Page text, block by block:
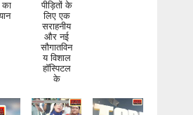
सराहनीय
और नई
सौगातविन
य विशाल
हॉस्पिटल
के